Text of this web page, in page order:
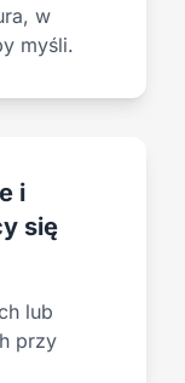
w
myśli.
i
się
lub
przy